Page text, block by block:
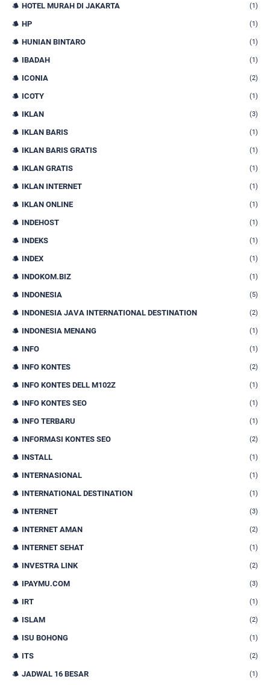
HOTEL MURAH DI JAKARTA (1)
HP (1)
HUNIAN BINTARO (1)
IBADAH (1)
ICONIA (2)
ICOTY (1)
IKLAN (3)
IKLAN BARIS (1)
IKLAN BARIS GRATIS (1)
IKLAN GRATIS (1)
IKLAN INTERNET (1)
IKLAN ONLINE (1)
INDEHOST (1)
INDEKS (1)
INDEX (1)
INDOKOM.BIZ (1)
INDONESIA (5)
INDONESIA JAVA INTERNATIONAL DESTINATION (2)
INDONESIA MENANG (1)
INFO (1)
INFO KONTES (2)
INFO KONTES DELL M102Z (1)
INFO KONTES SEO (1)
INFO TERBARU (1)
INFORMASI KONTES SEO (2)
INSTALL (1)
INTERNASIONAL (1)
INTERNATIONAL DESTINATION (1)
INTERNET (3)
INTERNET AMAN (2)
INTERNET SEHAT (1)
INVESTRA LINK (2)
IPAYMU.COM (3)
IRT (1)
ISLAM (2)
ISU BOHONG (1)
ITS (2)
JADWAL 16 BESAR (1)